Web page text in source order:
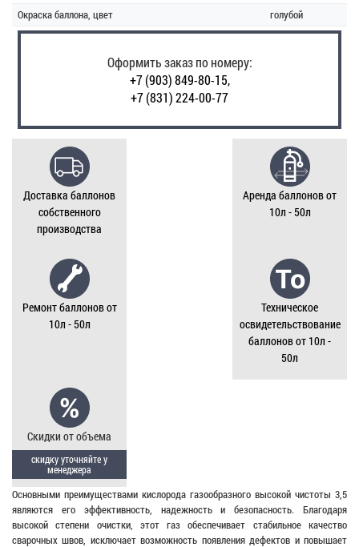
Окраска баллона, цвет
голубой
Оформить заказ по номеру:
+7 (903) 849-80-15,
+7 (831) 224-00-77
Доставка баллонов
собственного
производства
Аренда баллонов от
10л - 50л
Ремонт баллонов от
10л - 50л
Техническое
освидетельствование
баллонов от 10л -
50л
Скидки от объема
скидку уточняйте у
менеджера
Основными преимуществами кислорода газообразного высокой чистоты 3,5
являются его эффективность, надежность и безопасность. Благодаря
высокой степени очистки, этот газ обеспечивает стабильное качество
сварочных швов, исключает возможность появления дефектов и повышает